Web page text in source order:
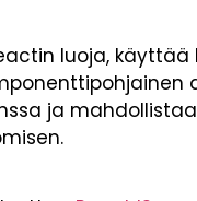
luoja,
ja